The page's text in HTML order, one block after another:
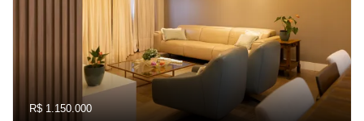
R$ 1.150.000